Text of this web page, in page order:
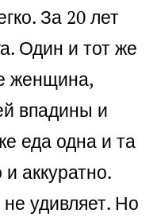
За 20 лет
Один и тот же
женщина,
впадины и
еда одна и та
аккуратно.
удивляет. Но